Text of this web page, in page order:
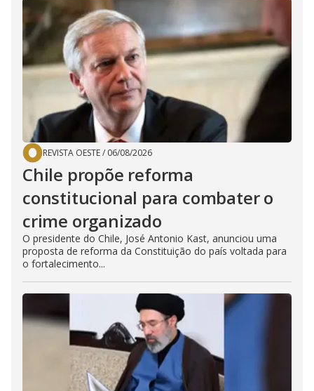
REVISTA OESTE/ 06/08/2026
Chile propõe reforma
constitucional para combater o
crime organizado
O presidente do Chile, José Antonio Kast, anunciou uma
proposta de reforma da Constituição do país voltada para
o fortalecimento...